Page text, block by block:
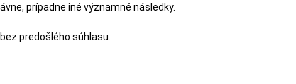
prípadne iné významné následky.
predošlého súhlasu.